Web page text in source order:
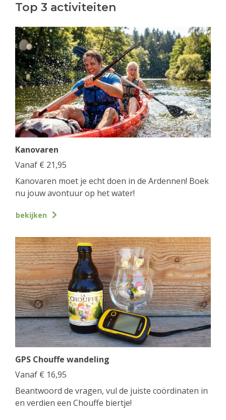
Top 3 activiteiten
Kanovaren
Vanaf € 21,95
Kanovaren moet je echt doen in de Ardennen! Boek
nu jouw avontuur op het water!
bekijken
GPS Chouffe wandeling
Vanaf € 16,95
Beantwoord de vragen, vul de juiste coördinaten in
en verdien een Chouffe biertje!